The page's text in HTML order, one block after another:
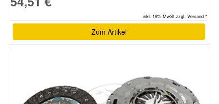
inkl. 19% MwSt.zzgl. Versand *
Zum Artikel